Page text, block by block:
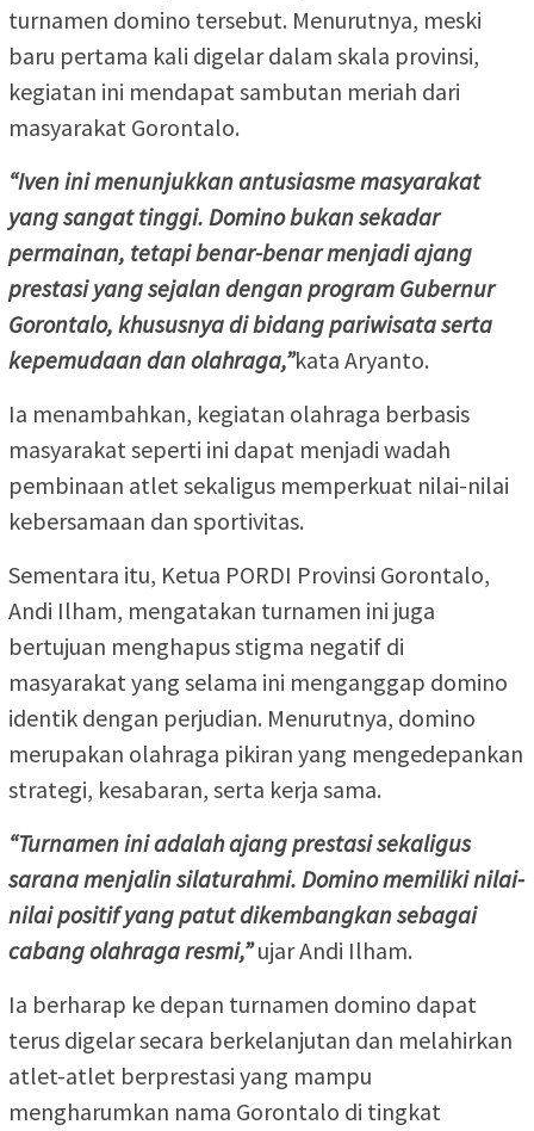
turnamen domino tersebut. Menurutnya, meski
baru pertama kali digelar dalam skala provinsi,
kegiatan ini mendapat sambutan meriah dari
masyarakat Gorontalo.
“Iven ini menunjukkan antusiasme masyarakat
yang sangat tinggi. Domino bukan sekadar
permainan, tetapi benar-benar menjadi ajang
prestasi yang sejalan dengan program Gubernur
Gorontalo, khususnya di bidang pariwisata serta
kepemudaan dan olahraga,”kata Aryanto.
Ia menambahkan, kegiatan olahraga berbasis
masyarakat seperti ini dapat menjadi wadah
pembinaan atlet sekaligus memperkuat nilai-nilai
kebersamaan dan sportivitas.
Sementara itu, Ketua PORDI Provinsi Gorontalo,
Andi Ilham, mengatakan turnamen ini juga
bertujuan menghapus stigma negatif di
masyarakat yang selama ini menganggap domino
identik dengan perjudian. Menurutnya, domino
merupakan olahraga pikiran yang mengedepankan
strategi, kesabaran, serta kerja sama.
“Turnamen ini adalah ajang prestasi sekaligus
sarana menjalin silaturahmi. Domino memiliki nilai-
nilai positif yang patut dikembangkan sebagai
cabang olahraga resmi,” ujar Andi Ilham.
Ia berharap ke depan turnamen domino dapat
terus digelar secara berkelanjutan dan melahirkan
atlet-atlet berprestasi yang mampu
mengharumkan nama Gorontalo di tingkat